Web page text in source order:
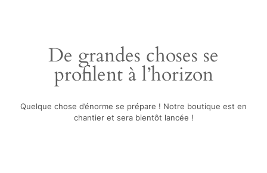
De grandes choses se
profilent à l’horizon
Quelque chose d’énorme se prépare ! Notre boutique est en
chantier et sera bientôt lancée !